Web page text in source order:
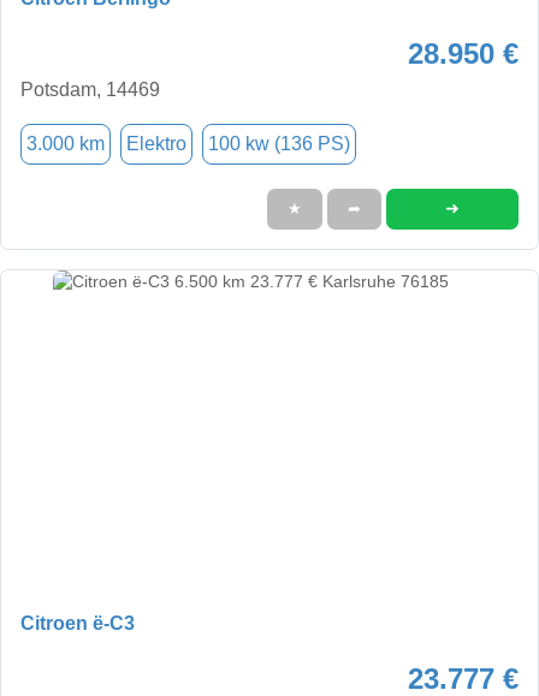
28.950 €
Potsdam, 14469
3.000 km Elektro 100 kw (136 PS)
★ ➦ ➜
Citroen ë-C3
23.777 €